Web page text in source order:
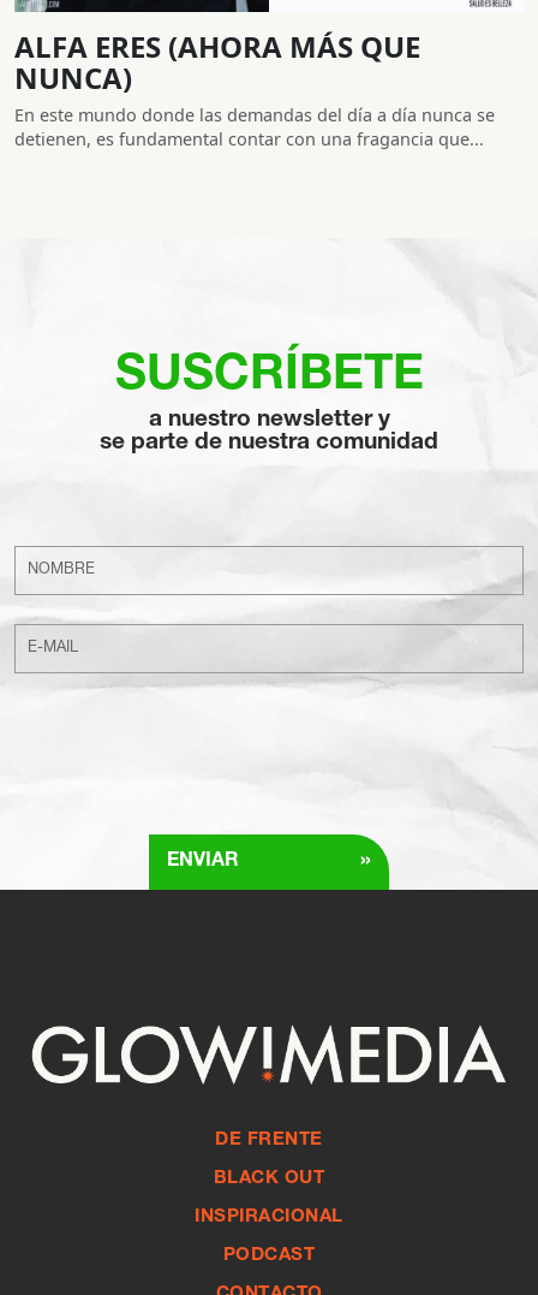
ALFA ERES (AHORA MÁS QUE
NUNCA)
En este mundo donde las demandas del día a día nunca se
detienen, es fundamental contar con una fragancia que...
SUSCRÍBETE
a nuestro newsletter y
se parte de nuestra comunidad
ENVIAR »
DE FRENTE
BLACK OUT
INSPIRACIONAL
PODCAST